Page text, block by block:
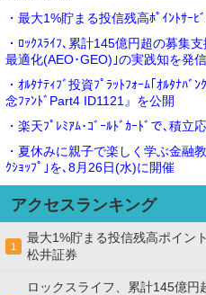
・最大1%貯まる投信残高ﾎﾟｲﾝﾄｻｰ
・ﾛｯｸｽﾗｲﾌ､累計145億円超の募集
最適化(AEO･GEO)｣の実践知を発
・ｵﾙﾀﾅﾃｨﾌﾞ投資ﾌﾟﾗｯﾄﾌｫｰﾑ｢ｵﾙﾀﾅﾊ
念ﾌｧﾝﾄﾞPart4 ID1121』を公開
・楽天ﾌﾟﾚﾐｱﾑ･ｺﾞｰﾙﾄﾞｶｰﾄﾞで､積立
・夏休みに親子で楽しく学ぶ金融
ｸｼｮｯﾌﾟ｣を､8月26日(水)に開催
アクセスランキング
1
最大1%貯まる投信残高ポイン
松井証券
ロックスライフ、累計145億